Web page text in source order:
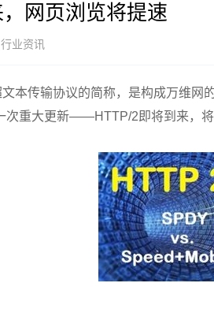
网页浏览将提速
行业资讯
传输协议的简称，是构成万维网
次重大更新——HTTP/2即将到来，